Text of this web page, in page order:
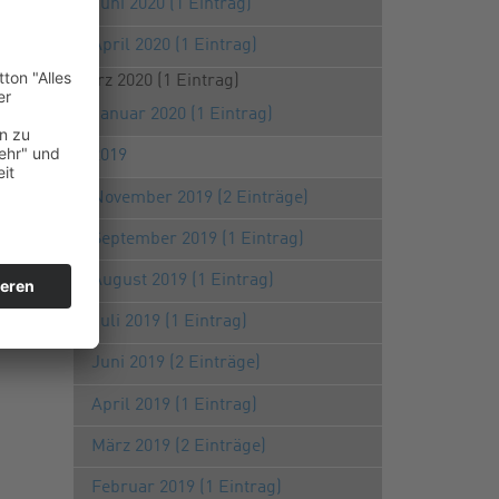
Juni 2020 (1 Eintrag)
April 2020 (1 Eintrag)
März 2020 (1 Eintrag)
Januar 2020 (1 Eintrag)
2019
November 2019 (2 Einträge)
September 2019 (1 Eintrag)
August 2019 (1 Eintrag)
Juli 2019 (1 Eintrag)
Juni 2019 (2 Einträge)
April 2019 (1 Eintrag)
März 2019 (2 Einträge)
Februar 2019 (1 Eintrag)